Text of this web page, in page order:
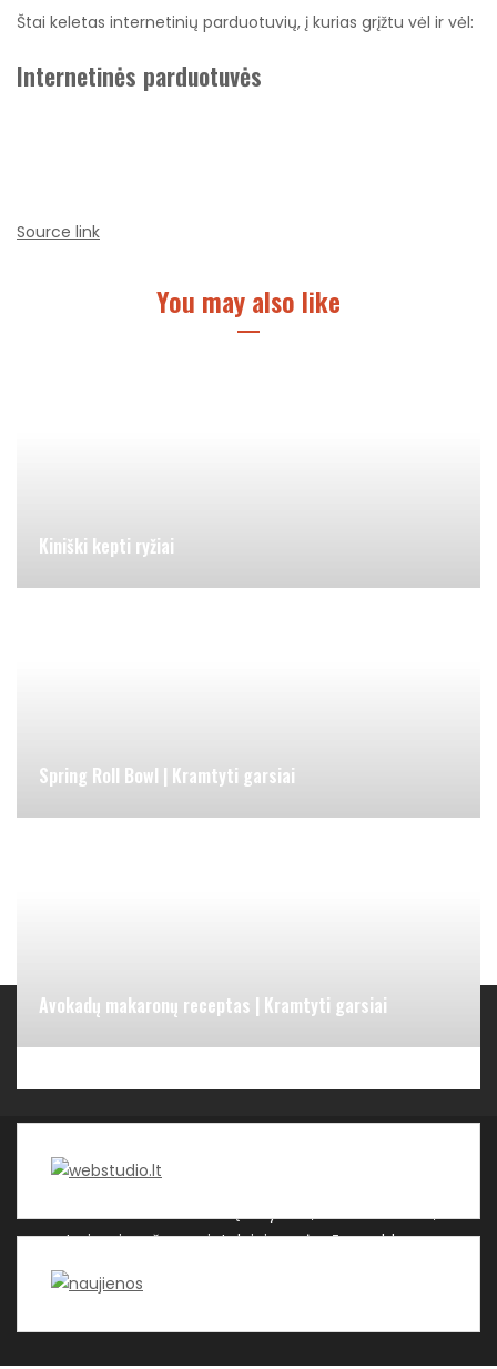
Štai keletas internetinių parduotuvių, į kurias grįžtu vėl ir vėl:
Internetinės parduotuvės
Source link
You may also like
Kiniški kepti ryžiai
Spring Roll Bowl | Kramtyti garsiai
Avokadų makaronų receptas | Kramtyti garsiai
WEBSTUDIO.LT © SKAITMENINIO MARKETINGO
straipsnių rašymas ir talpinimas į mūsų valdomas
svetaines.